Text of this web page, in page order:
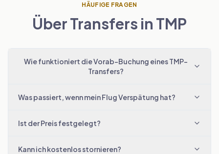
HÄUFIGE FRAGEN
Über Transfers in TMP
Wie funktioniert die Vorab-Buchung eines TMP-
Transfers?
Was passiert, wenn mein Flug Verspätung hat?
Ist der Preis festgelegt?
Kann ich kostenlos stornieren?